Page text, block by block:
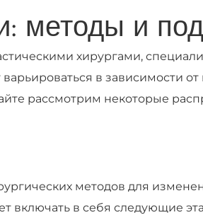
методы и
хирургами,
в зависимости
рассмотрим некоторые
методов для
включать в себя следующие